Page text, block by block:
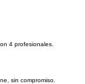
4 profesionales.
sin compromiso.